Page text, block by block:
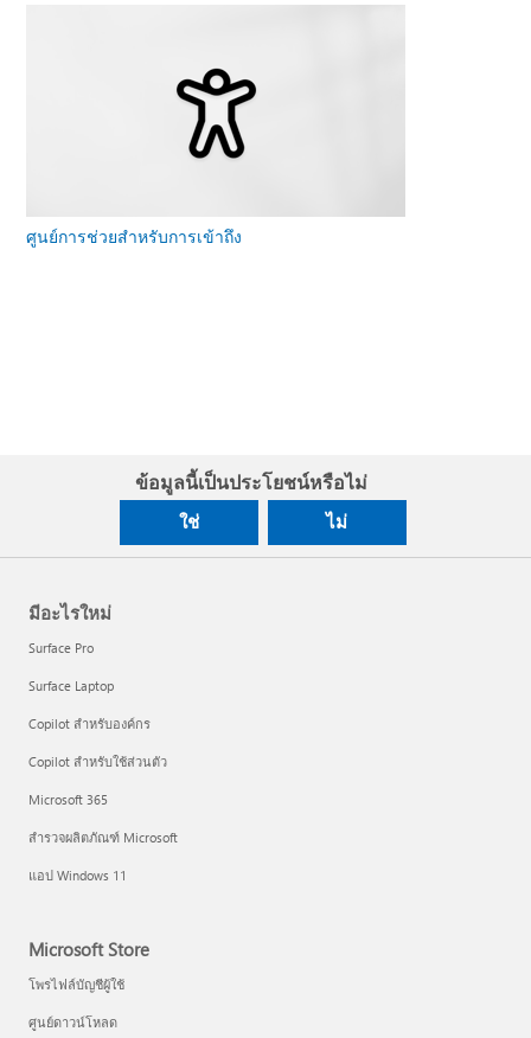
ศูนย์การช่วยสําหรับการเข้าถึง
ข้อมูลนี้เป็นประโยชน์หรือไม่
ใช่ ไม่
มีอะไรใหม่
Surface Pro
Surface Laptop
Copilot สำหรับองค์กร
Copilot สำหรับใช้ส่วนตัว
Microsoft 365
สำรวจผลิตภัณฑ์ Microsoft
แอป Windows 11
Microsoft Store
โพรไฟล์บัญชีผู้ใช้
ศูนย์ดาวน์โหลด